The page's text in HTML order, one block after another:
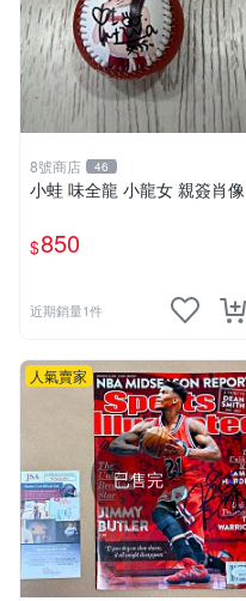
8號商店 46
小蛙 味全龍 小龍女 親簽肖像
$850
近期銷量1件
人氣賣家
已售完